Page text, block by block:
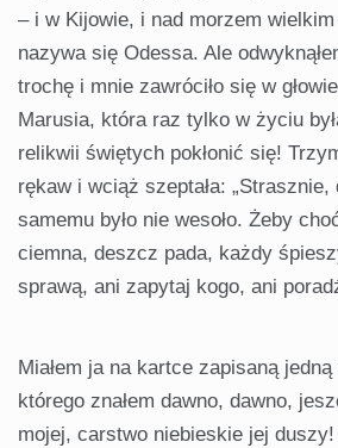
– i w Kijowie, i nad morzem
nazywa się Odessa. Ale
trochę i mnie zawróciło się w
Marusia, która raz tylko w życiu
relikwii świętych pokłonić się!
rękaw i wciąż szeptała: „Strasznie,
samemu było nie wesoło. Żeby
ciemna, deszcz pada, każdy
sprawą, ani zapytaj kogo, ani
Miałem ja na kartce zapisaną
którego znałem dawno, dawno,
mojej, carstwo niebieskie jej duszy!